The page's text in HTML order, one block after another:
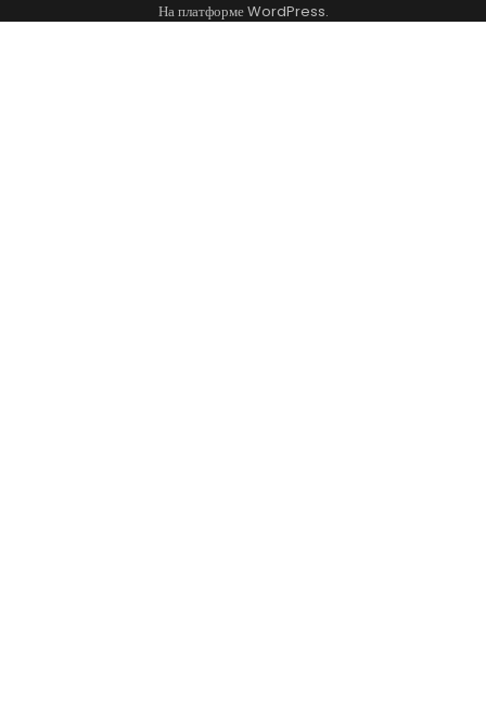
На платформеWordPress.